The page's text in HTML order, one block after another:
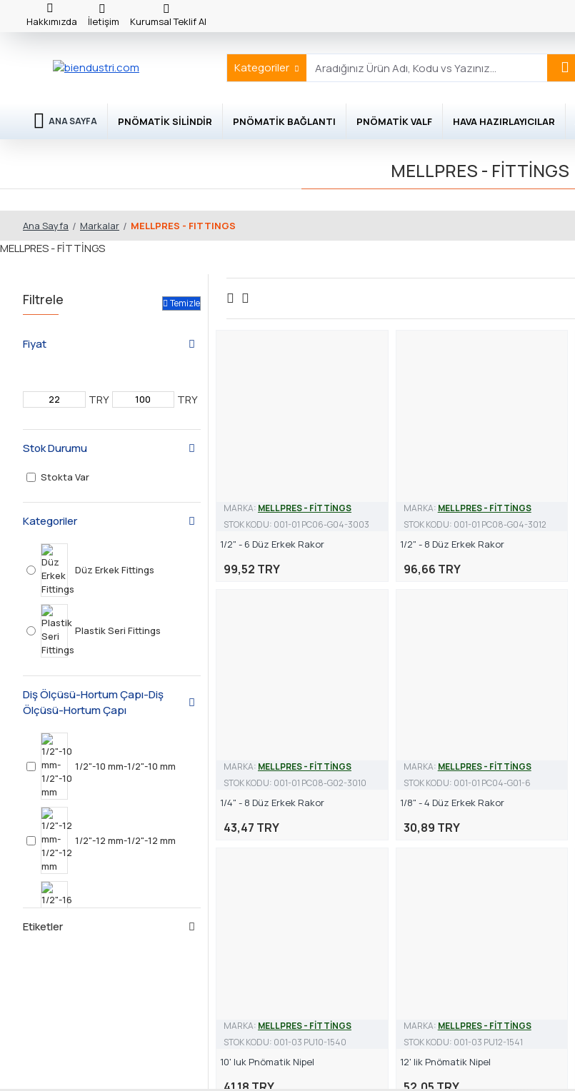
Hakkımızda İletişim Kurumsal Teklif Al
Kategoriler
ANA SAYFA PNÖMATIK SILINDIR PNÖMATIK BAĞLANTI PNÖMATIK VALF HAVA HAZIRLAYICILAR
Ana Sayfa Markalar MELLPRES - FITTINGS
MELLPRES - FİTTİNGS
MELLPRES - FİTTİNGS
Filtrele Temizle
Fiyat
TRY TRY
Kategoriler
Düz Erkek Fittings
Plastik Seri Fittings
Diş Ölçüsü-Hortum Çapı-Diş
Ölçüsü-Hortum Çapı
1/2"-10 mm-1/2"-10 mm
1/2"-12 mm-1/2"-12 mm
Etiketler
Stok Durumu
Stokta Var
MARKA: MELLPRES - FİTTİNGS
STOK KODU: 001-01 PC06-G04-3003
1/2" - 6 Düz Erkek Rakor
99,52 TRY
MARKA: MELLPRES - FİTTİNGS
STOK KODU: 001-01 PC08-G04-3012
1/2" - 8 Düz Erkek Rakor
96,66 TRY
MARKA: MELLPRES - FİTTİNGS
STOK KODU: 001-01 PC08-G02-3010
1/4" - 8 Düz Erkek Rakor
43,47 TRY
MARKA: MELLPRES - FİTTİNGS
STOK KODU: 001-01 PC04-G01-6
1/8" - 4 Düz Erkek Rakor
30,89 TRY
MARKA: MELLPRES - FİTTİNGS
STOK KODU: 001-03 PU10-1540
10' luk Pnömatik Nipel
41,18 TRY
MARKA: MELLPRES - FİTTİNGS
STOK KODU: 001-03 PU12-1541
12' lik Pnömatik Nipel
52,05 TRY